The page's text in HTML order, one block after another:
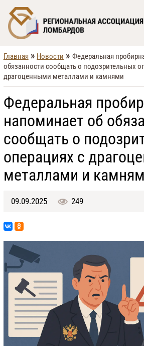
Главная » Новости » Федеральная
обязанности сообщать о подозрительных
драгоценными металлами и камнями
Федеральная
напоминает об
сообщать о
операциях с
металлами и
09.09.2025 249